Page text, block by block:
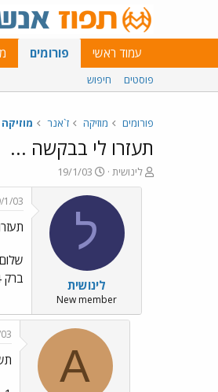
עמוד ראשי פורומים
פוסטים חיפוש
פורומים מוזיקה ז`אנר
תעזרו לי בבקשה ...
פ
ו
לינושית
פ
ו
ר
ם
ב
א
ר
י
ך
19/1/03
ל
לינושית
New member
1/03
ברק 014 עם אנשים שמנגנים בטרבוקות
A